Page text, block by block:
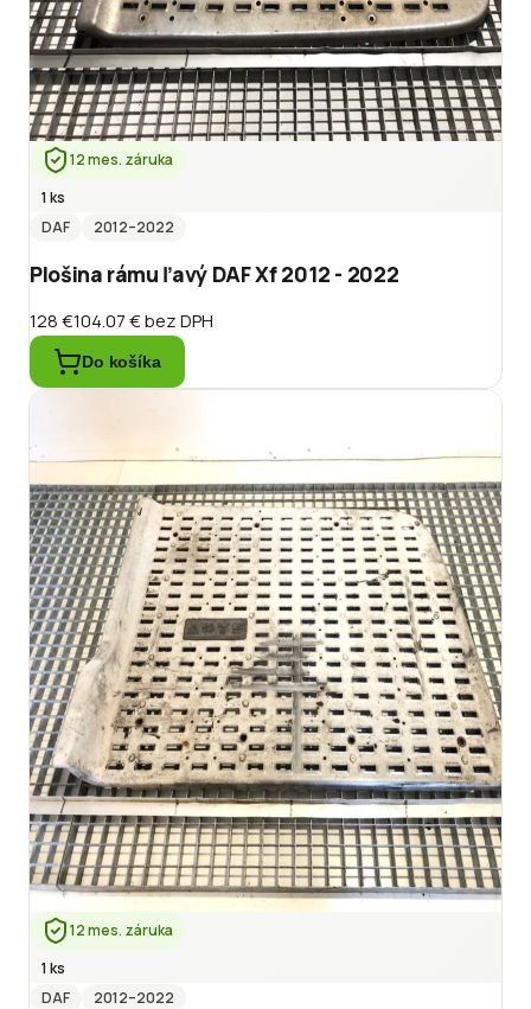
12 mes. záruka
1 ks
DAF
2012–2022
Plošina rámu ľavý DAF Xf 2012 - 2022
128 €104.07 €bez DPH
Do košíka
12 mes. záruka
1 ks
DAF
2012–2022